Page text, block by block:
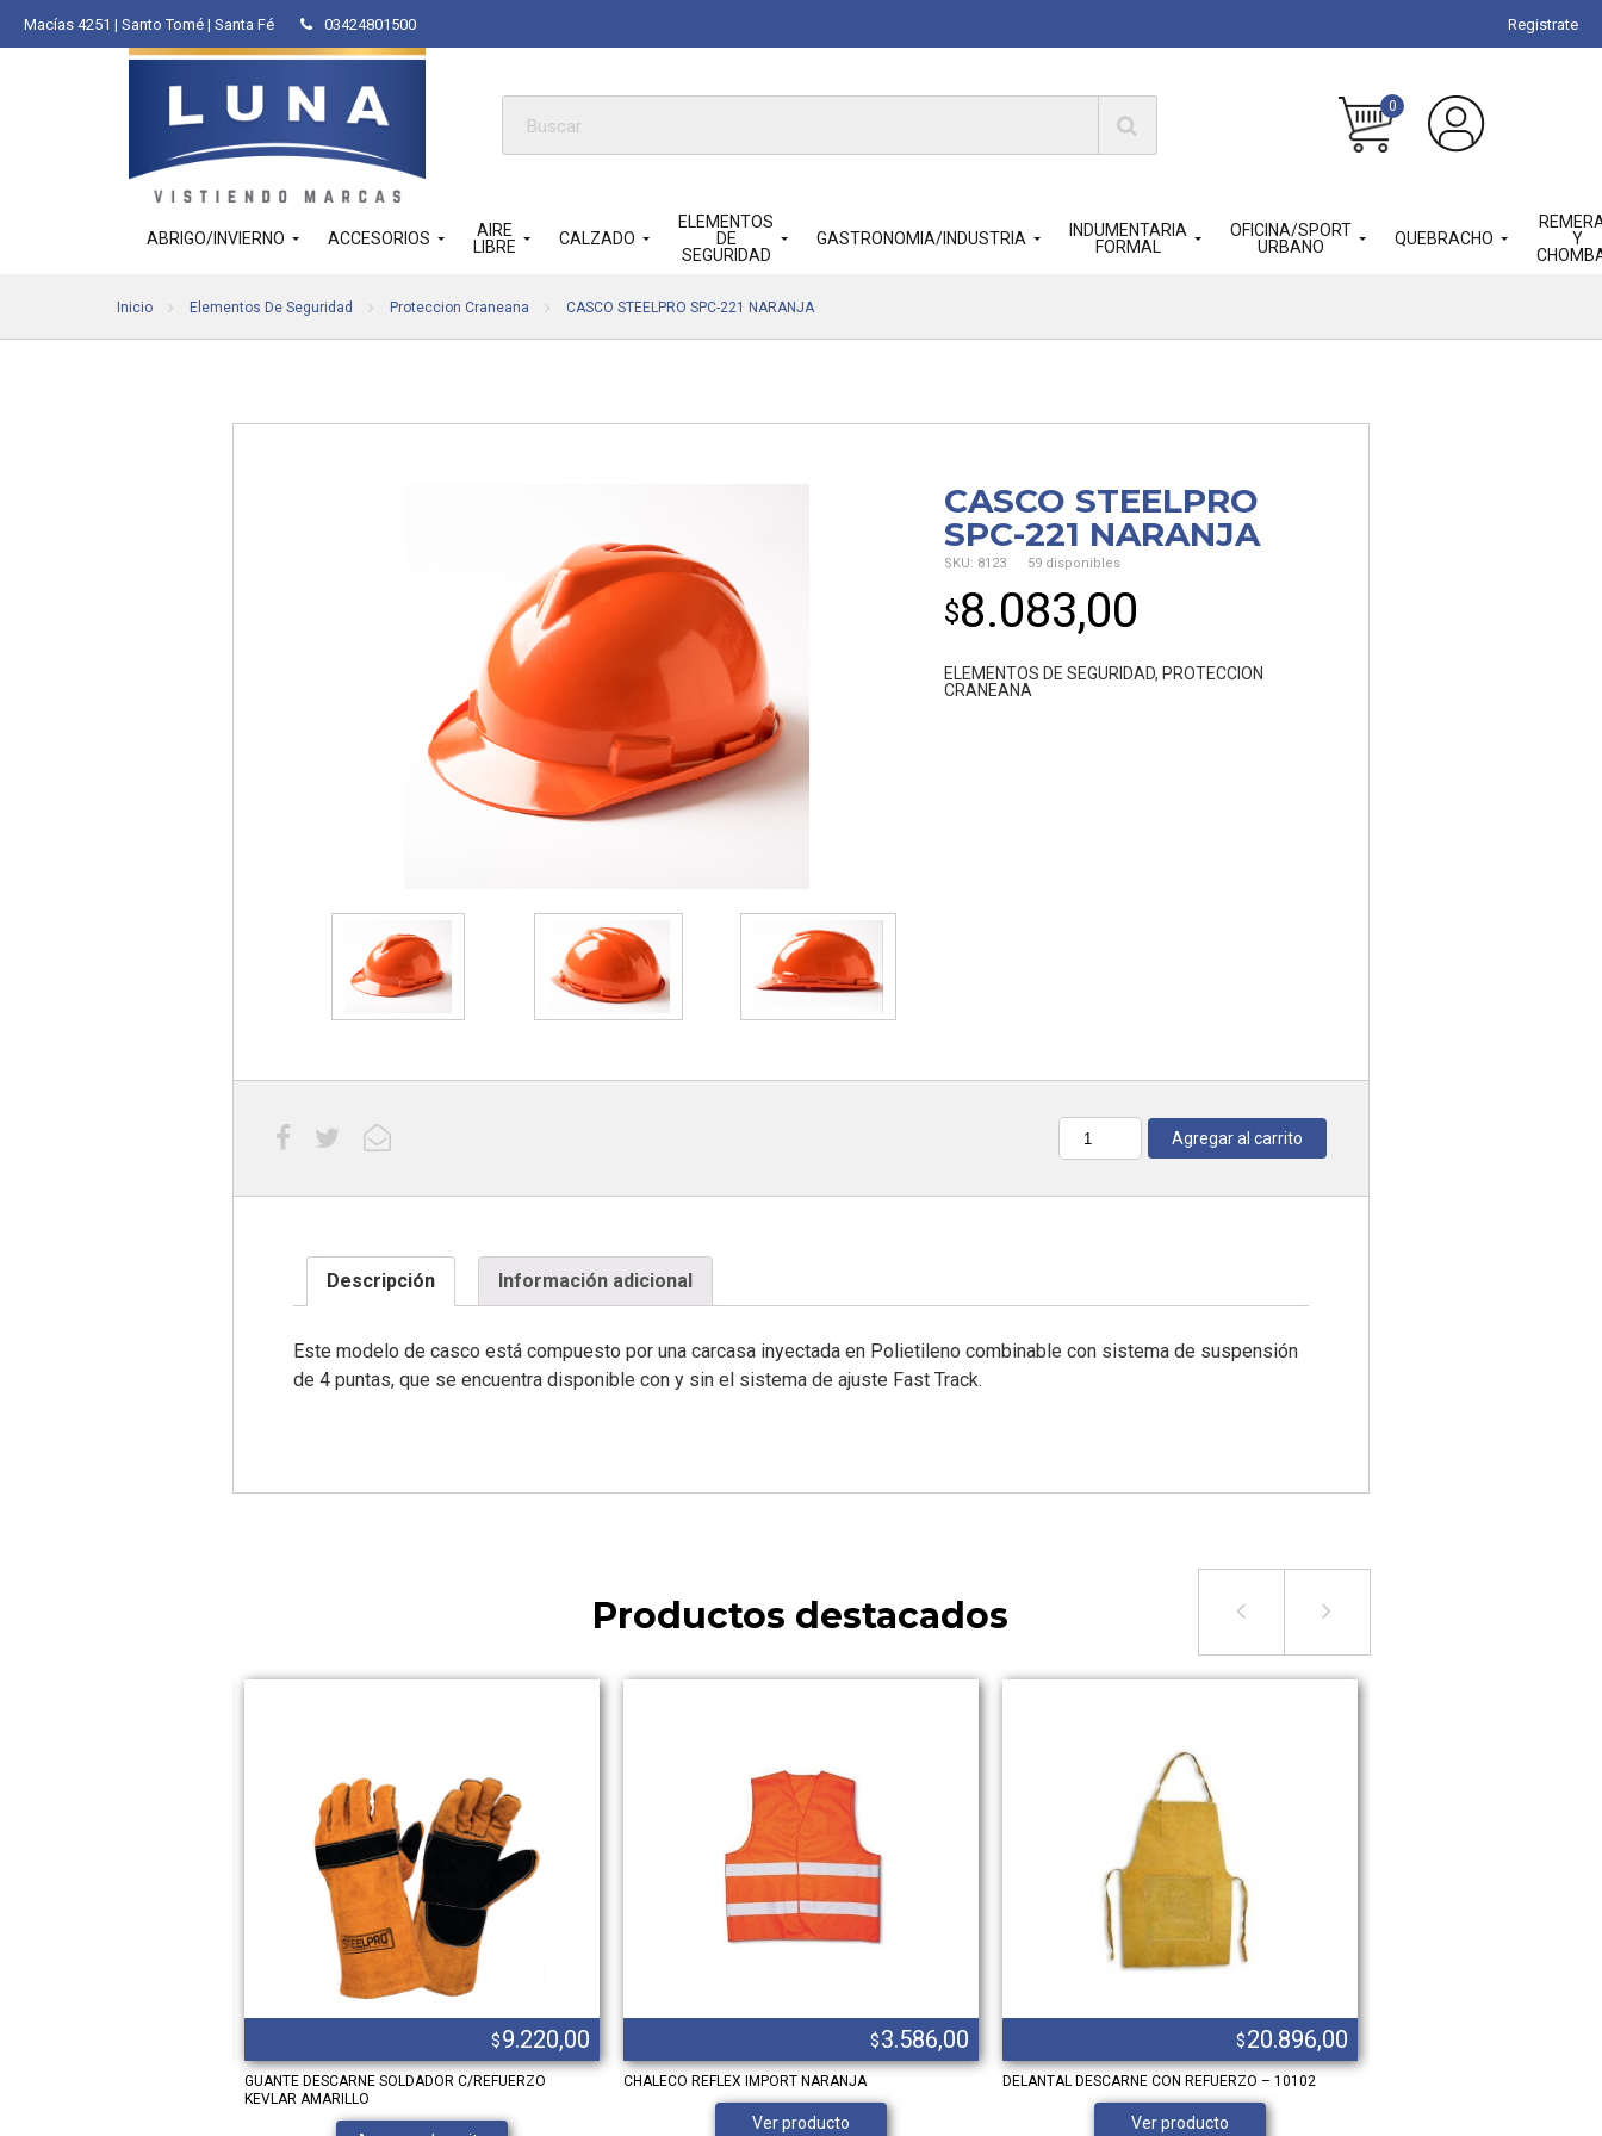
Macías 4251 | Santo Tomé | Santa Fé 03424801500 Registrate
Búsqueda
0
ABRIGO/INVIERNO ACCESORIOS
AIRE
LIBRE
CALZADO
ELEMENTOS
DE
SEGURIDAD
GASTRONOMIA/INDUSTRIA
INDUMENTARIA
FORMAL
OFICINA/SPORT
URBANO
QUEBRACHO
Y
Inicio Elementos De Seguridad Proteccion Craneana CASCO STEELPRO SPC-221 NARANJA
CASCO STEELPRO
SPC-221 NARANJA
SKU: 8123 59 disponibles
$8.083,00
ELEMENTOS DE SEGURIDAD, PROTECCION
CRANEANA
Cantidad Agregar al carrito
Descripción Información adicional
Este modelo de casco está compuesto por una carcasa inyectada en Polietileno combinable con sistema de suspensión
de 4 puntas, que se encuentra disponible con y sin el sistema de ajuste Fast Track.
Productos destacados
$9.220,00
GUANTE DESCARNE SOLDADOR C/REFUERZO
KEVLAR AMARILLO
$3.586,00
CHALECO REFLEX IMPORT NARANJA
Ver producto
$20.896,00
DELANTAL DESCARNE CON REFUERZO – 10102
Ver producto